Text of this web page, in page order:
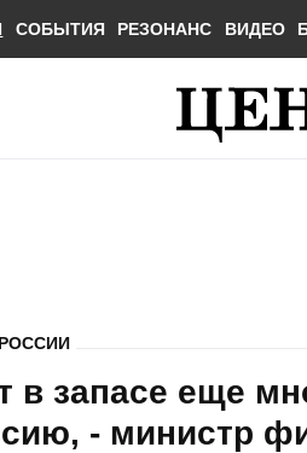
СОБЫТИЯ РЕЗОНАНС ВИДЕО
в запасе еще
- министр